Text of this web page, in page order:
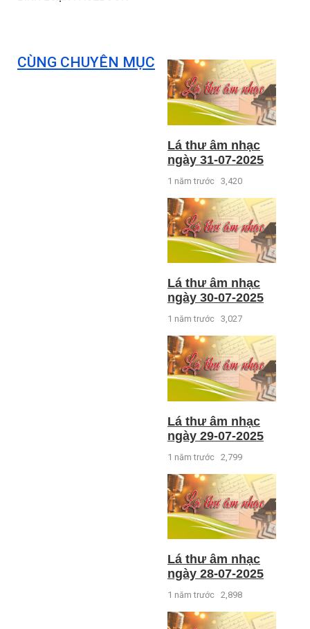
CÙNG CHUYÊN MỤC
Lá thư âm nhạc
ngày 31-07-2025
1 năm trước 3,420
Lá thư âm nhạc
ngày 30-07-2025
1 năm trước 3,027
Lá thư âm nhạc
ngày 29-07-2025
1 năm trước 2,799
Lá thư âm nhạc
ngày 28-07-2025
1 năm trước 2,898